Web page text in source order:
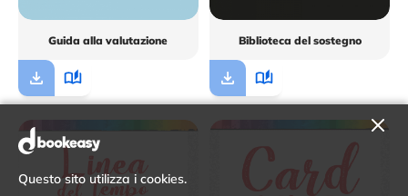
Guida alla valutazione Biblioteca del sostegno
Questo sito utilizza i cookies.